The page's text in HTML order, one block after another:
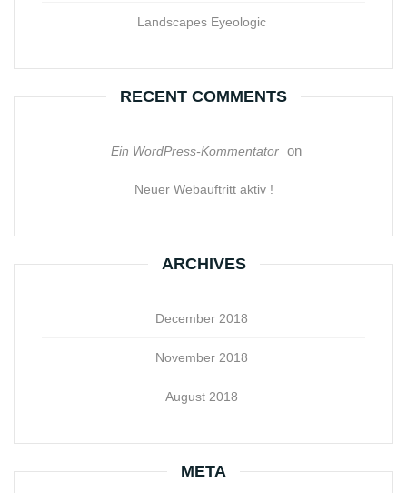
Landscapes Eyeologic
RECENT COMMENTS
Ein WordPress-Kommentator on
Neuer Webauftritt aktiv !
ARCHIVES
December 2018
November 2018
August 2018
META